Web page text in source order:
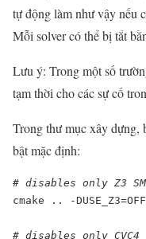
tự động làm như vậy nếu
Mỗi solver có thể bị tắt
Lưu ý: Trong một số
tạm thời cho các sự cố
Trong thư mục xây dựng,
bật mặc định:
# disables only Z3
cmake .. -DUSE_Z3=OFF
# disables only CVC4